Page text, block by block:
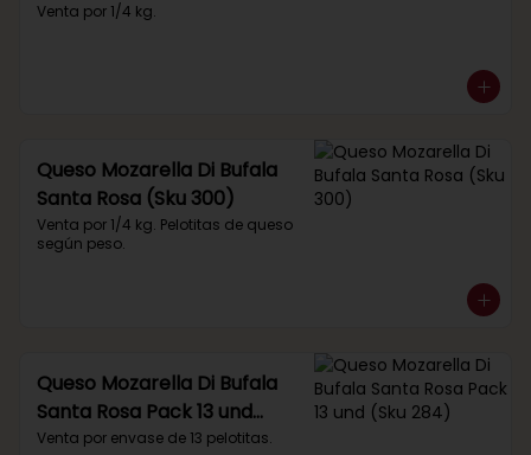
Venta por 1/4 kg.
Queso Mozarella Di Bufala
Santa Rosa (Sku 300)
Venta por 1/4 kg. Pelotitas de queso
según peso.
Queso Mozarella Di Bufala
Santa Rosa Pack 13 und
(Sku 284)
Venta por envase de 13 pelotitas.